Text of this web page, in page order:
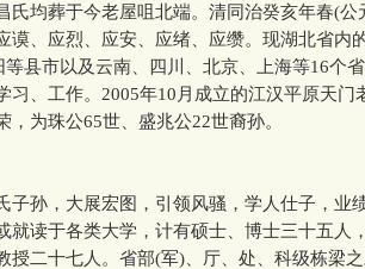
氏均葬于今老屋咀北端。清同治癸亥年春(公
谟、应烈、应安、应绪、应缵。现湖北省内
县市以及云南、四川、北京、上海等16个
习、工作。2005年10月成立的江汉平原天门
为珠公65世、盛兆公22世裔孙。
孙，大展宏图，引领风骚，学人仕子，业
就读于各类大学，计有硕士、博士三十五人
授二十七人。省部(军)、厅、处、科级栋梁